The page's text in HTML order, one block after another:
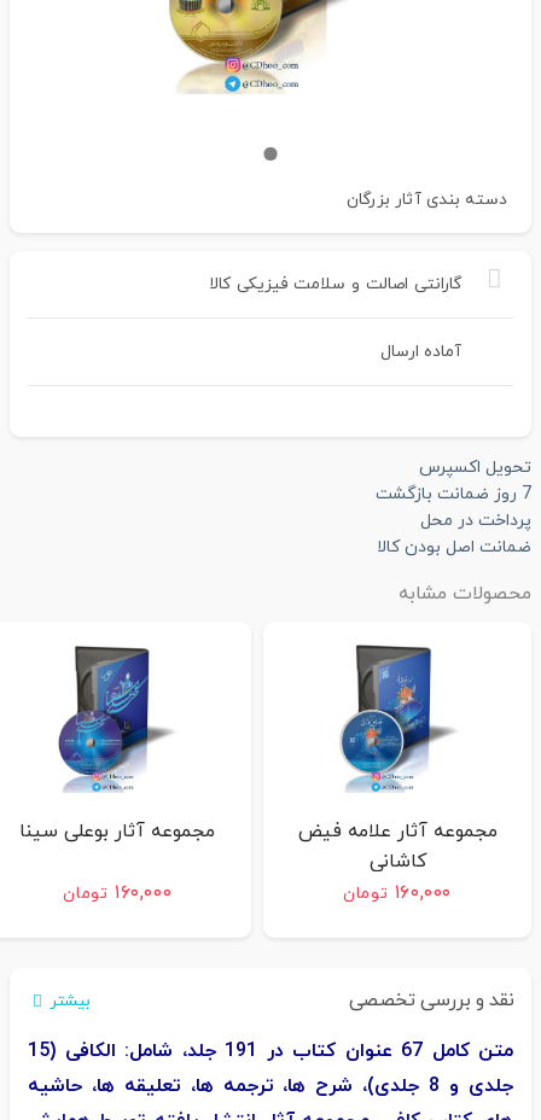
دسته بندی آثار بزرگان
گارانتی اصالت و سلامت فیزیکی کالا
آماده ارسال
تحویل اکسپرس
7 روز ضمانت بازگشت
پرداخت در محل
ضمانت اصل بودن کالا
محصولات مشابه
مجموعه آثار علامه فیض
کاشانی
۱۶۰,۰۰۰ تومان
مجموعه آثار بوعلی سینا
۱۶۰,۰۰۰ تومان
نقد و بررسی تخصصی بیشتر
متن کامل 67 عنوان کتاب در 191 جلد، شامل: الکافی (15
جلدی و 8 جلدی)، شرح‌ ها، ترجمه‌ ها، تعلیقه‌ ها، حاشیه‌